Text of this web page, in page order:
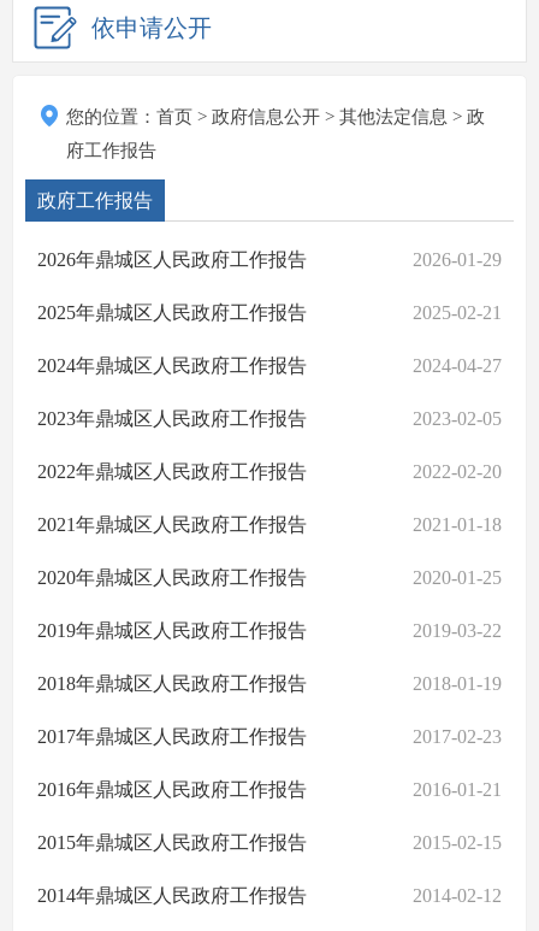
招考招聘
其他法定信息
重大决策预公开
审计结果公开
政府工作报告
建议提案
行政审批服务信息
法治政府建设情况年报
依申请公开
您的位置： 首页 > 政府信息公开 > 其他法定信息 > 政
府工作报告
政府工作报告
2026年鼎城区人民政府工作报告 2026-01-29
2025年鼎城区人民政府工作报告 2025-02-21
2024年鼎城区人民政府工作报告 2024-04-27
2023年鼎城区人民政府工作报告 2023-02-05
2022年鼎城区人民政府工作报告 2022-02-20
2021年鼎城区人民政府工作报告 2021-01-18
2020年鼎城区人民政府工作报告 2020-01-25
2019年鼎城区人民政府工作报告 2019-03-22
2018年鼎城区人民政府工作报告 2018-01-19
2017年鼎城区人民政府工作报告 2017-02-23
2016年鼎城区人民政府工作报告 2016-01-21
2015年鼎城区人民政府工作报告 2015-02-15
2014年鼎城区人民政府工作报告 2014-02-12